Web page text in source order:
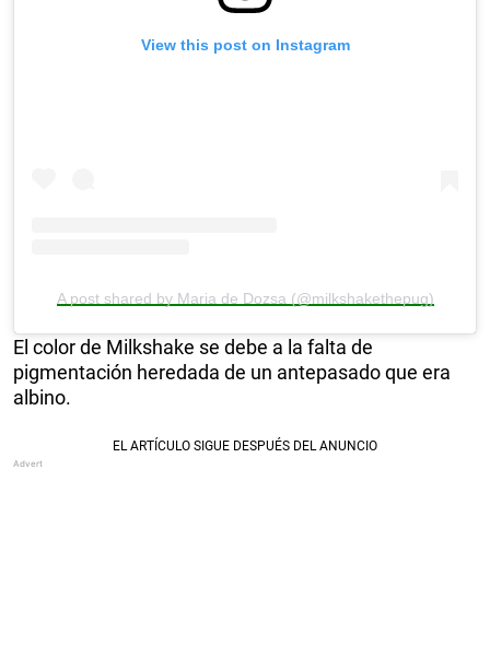
View this post on Instagram
A post shared by Maria de Dozsa (@milkshakethepug)
El color de Milkshake se debe a la falta de
pigmentación heredada de un antepasado que era
albino.